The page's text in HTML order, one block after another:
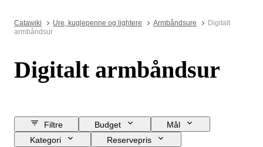
Catawiki Ure, kuglepenne og lightere Armbåndsure
Digitalt
armbåndsur
Digitalt armbåndsur
Filtre Budget
Mål
Kategori
Reservepris